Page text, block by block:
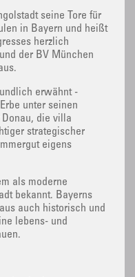
seine Tore für
in Bayern und heißt
herzlich
der BV München
erwähnt -
unter seinen
Donau, die villa
strategischer
eigens
als moderne
bekannt. Bayerns
auch historisch und
lebens- und